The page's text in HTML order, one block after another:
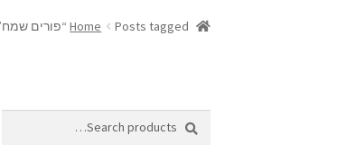
Home Posts tagged “פורים שמח”
Search
for:
Search